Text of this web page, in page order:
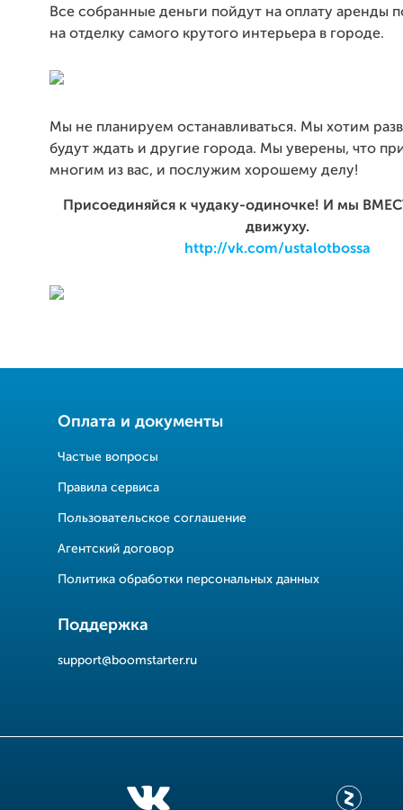
Все собранные деньги пойдут на оплату аренды
на отделку самого крутого интерьера в городе.
Мы не планируем останавливаться. Мы хотим
будут ждать и другие города. Мы уверены, что
многим из вас, и послужим хорошему делу!
Присоединяйся к чудаку-одиночке! И мы
движуху.
http://vk.com/ustalotbossa
Оплата и документы
Частые вопросы
Правила сервиса
Пользовательское соглашение
Агентский договор
Политика обработки персональных данных
Поддержка
support@boomstarter.ru